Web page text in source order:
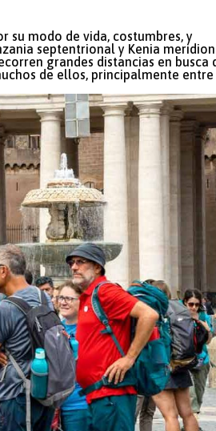
su modo de vida, costumbres, y
septentrional y Kenia
grandes distancias en busca
de ellos, principalmente